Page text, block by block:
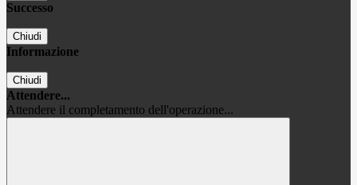
Successo
Chiudi
Informazione
Chiudi
Attendere...
Attendere il completamento dell'operazione...